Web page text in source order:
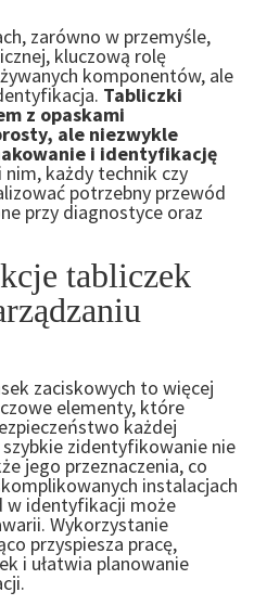
zarówno w przemyśle,
kluczową rolę
komponentów, ale
Tabliczki
z opaskami
ale niezwykle
i identyfikację
nim, każdy technik czy
potrzebny przewód
przy diagnostyce oraz
tabliczek
zaciskowych to więcej
elementy, które
każdej
zidentyfikowanie nie
jego przeznaczenia, co
instalacjach
w identyfikacji może
Wykorzystanie
przyspiesza pracę,
i ułatwia planowanie